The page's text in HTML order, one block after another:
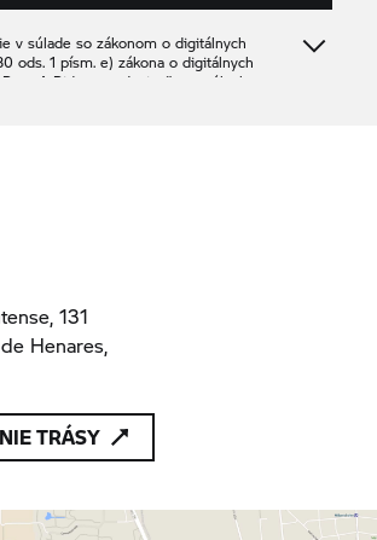
v súlade so zákonom o digitálnych
ods. 1 písm. e) zákona o digitálnych
Rent A Ride
potvrdzuje, že ponúka len
131
Henares,
TRÁSY